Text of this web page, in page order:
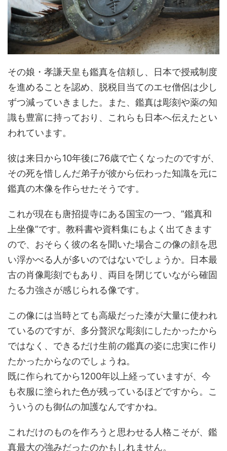
その娘・孝謙天皇も鑑真を信頼し、日本で授戒制度
を進めることを認め、脱税目当てのエセ僧侶は少し
ずつ減っていきました。また、鑑真は彫刻や薬の知
識も豊富に持っており、これらも日本へ伝えたとい
われています。
彼は来日から10年後に76歳で亡くなったのですが、
その死を惜しんだ弟子が彼から伝わった知識を元に
鑑真の木像を作らせたそうです。
これが現在も唐招提寺にある国宝の一つ、”鑑真和
上坐像”です。教科書や資料集にもよく出てきます
ので、おそらく彼の名を聞いた場合この像の顔を思
い浮かべる人が多いのではないでしょうか。日本最
古の肖像彫刻でもあり、両目を閉じていながら確固
たる力強さが感じられる像です。
この像には当時とても高級だった漆が大量に使われ
ているのですが、多分贅沢な彫刻にしたかったから
ではなく、できるだけ生前の鑑真の姿に忠実に作り
たかったからなのでしょうね。
既に作られてから1200年以上経っていますが、今
も衣服に塗られた色が残っているほどですから。こ
ういうのも御仏の加護なんですかね。
これだけのものを作ろうと思わせる人格こそが、鑑
真最大の強みだったのかもしれません。